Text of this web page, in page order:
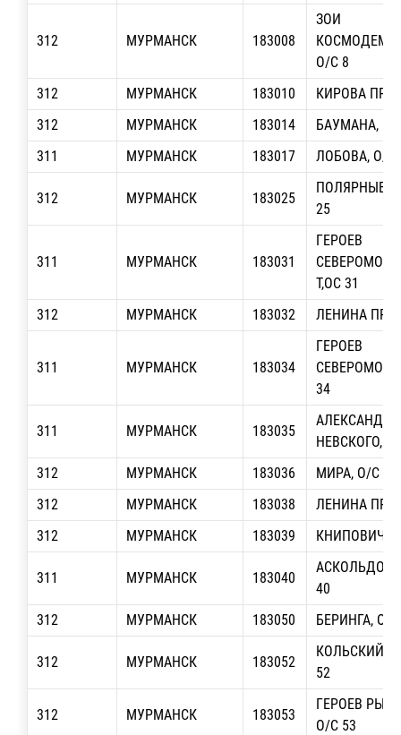
312 МУРМАНСК 183008
ЗОИ
О/С 8
312
МУРМАНСК 183010
КИРОВА ПР-
312
МУРМАНСК 183014
БАУМАНА, О/
311
МУРМАНСК 183017 ЛОБОВА, О/С
312 МУРМАНСК 183025
ПОЛЯРНЫЕ
25
311 МУРМАНСК 183031
ГЕРОЕВ
Т,ОС 31
312
МУРМАНСК 183032 ЛЕНИНА ПР-
311 МУРМАНСК 183034
ГЕРОЕВ
34
311 МУРМАНСК 183035
АЛЕКСАНДРА
НЕВСКОГО,
312
МУРМАНСК 183036
МИРА, О/С 36
312
МУРМАНСК 183038
ЛЕНИНА ПР-
312
МУРМАНСК 183039 КНИПОВИЧА,
311 МУРМАНСК 183040
40
312
МУРМАНСК 183050 БЕРИНГА, О/С
312 МУРМАНСК 183052
КОЛЬСКИЙ
52
312 МУРМАНСК 183053
ГЕРОЕВ
О/С 53